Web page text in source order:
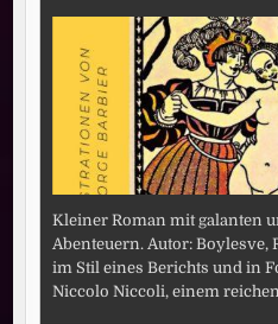
Kleiner Roman mit galanten
Abenteuern. Autor: Boylesve,
im Stil eines Berichts und in
Niccolo Niccoli, einem